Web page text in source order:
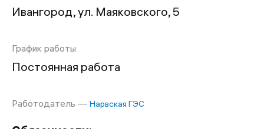
Ивангород, ул. Маяковского, 5
График работы
Постоянная работа
Работодатель — Нарвская ГЭС